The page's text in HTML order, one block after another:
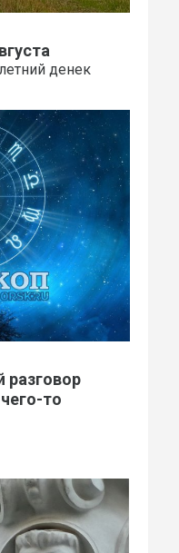
денек
разговор
то